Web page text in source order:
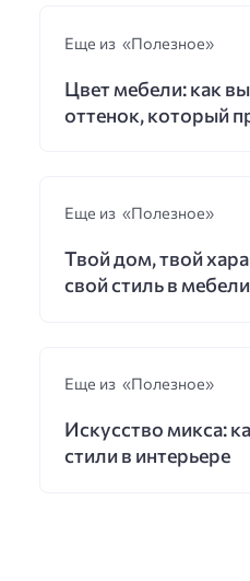
Еще из «Полезное»
Цвет мебели: как
оттенок, который
Еще из «Полезное»
Твой дом, твой
свой стиль в мебели
Еще из «Полезное»
Искусство микса:
стили в интерьере